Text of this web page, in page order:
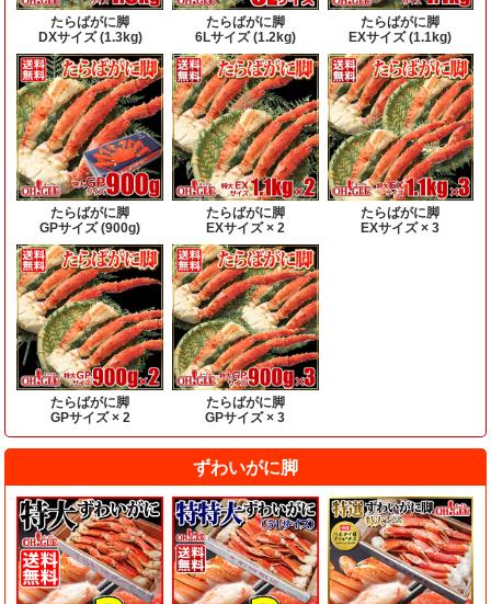
たらばがに脚
DXサイズ (1.3kg)
たらばがに脚
6Lサイズ (1.2kg)
たらばがに脚
EXサイズ (1.1kg)
たらばがに脚
GPサイズ (900g)
たらばがに脚
EXサイズ × 2
たらばがに脚
EXサイズ × 3
たらばがに脚
GPサイズ × 2
たらばがに脚
GPサイズ × 3
ずわいがに脚